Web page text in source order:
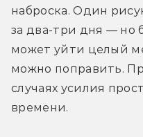
наброска. Один
за два-три дня — но
может уйти целый
можно поправить.
случаях усилия
времени.